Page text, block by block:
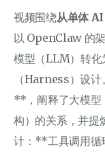
视频围绕从单体
以 OpenClaw 的
模型（LLM）转化
（Harness）设
**，阐释了大模型
构）的关系，并提
计：**工具调用循